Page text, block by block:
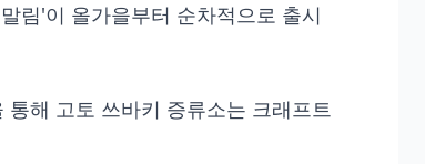
림'이 올가을부터 순차적으로 출시
해 고토 쓰바키 증류소는 크래프트